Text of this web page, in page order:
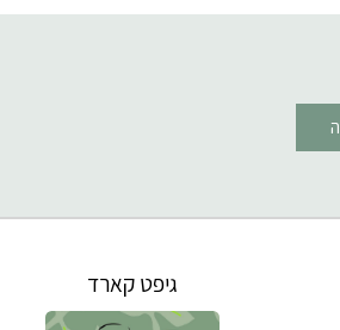
גיפט קארד